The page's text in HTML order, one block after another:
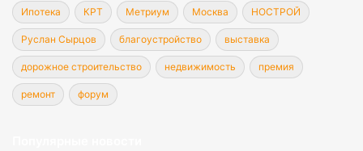
Ипотека КРТ Метриум Москва НОСТРОЙ
Руслан Сырцов благоустройство выставка
дорожное строительство недвижимость премия
ремонт форум